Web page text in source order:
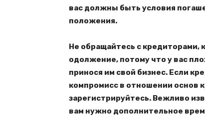
вас должны быть условия
положения.
Не обращайтесь с кредиторами,
одолжение, потому что у вас
принося им свой бизнес. Если
компромисс в отношении основ
зарегистрируйтесь. Вежливо
вам нужно дополнительное